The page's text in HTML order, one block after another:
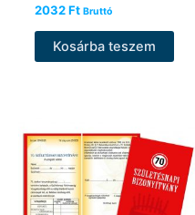
2032Ft Bruttó
Kosárba teszem